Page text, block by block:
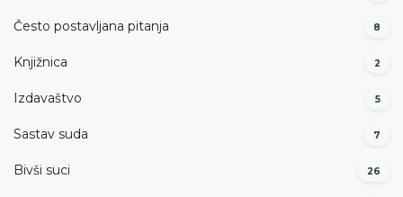
Često postavljana pitanja 8
Knjižnica 2
Izdavaštvo 5
Sastav suda 7
Bivši suci 26